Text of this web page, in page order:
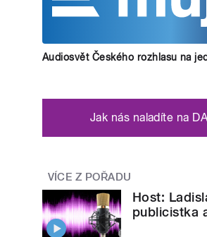
Audiosvět Českého rozhlasu na
Jak nás naladíte na
VÍCE Z POŘADU
Host:
publicistka